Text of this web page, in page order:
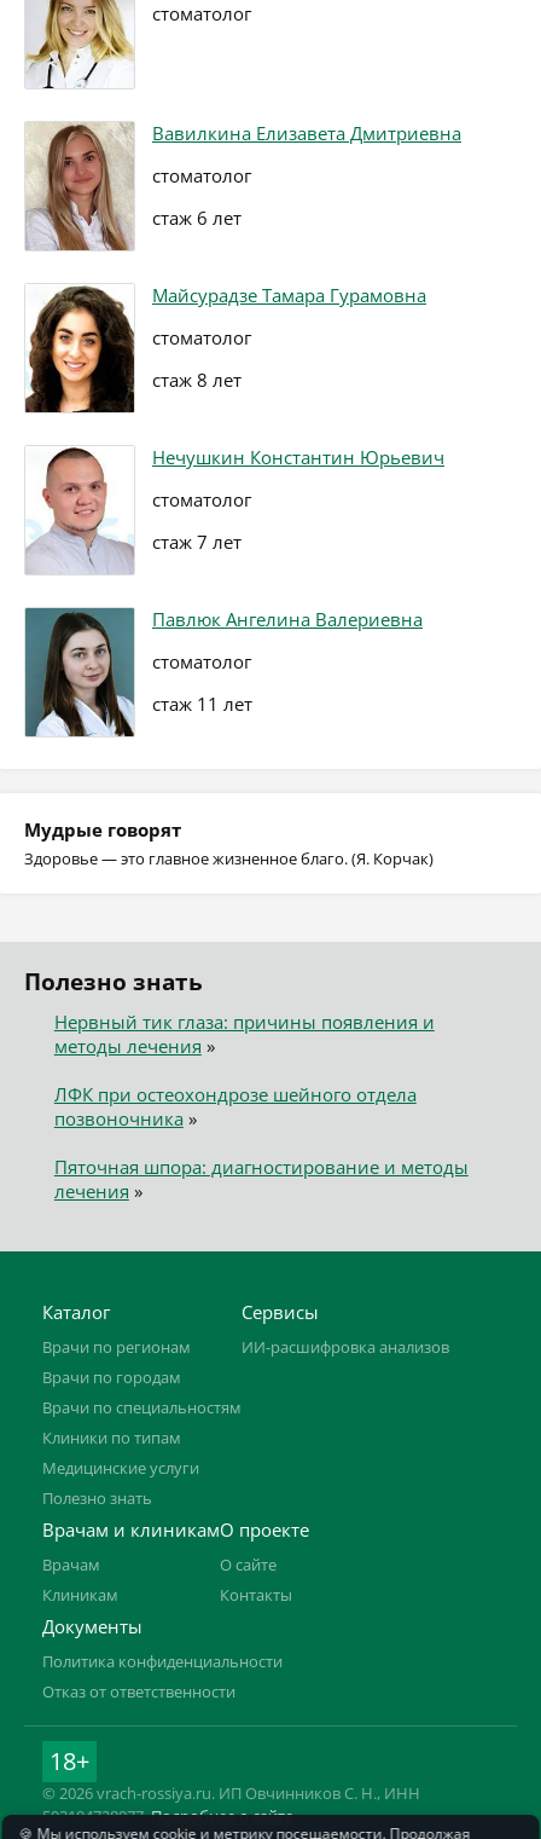
стоматолог
Вавилкина Елизавета Дмитриевна
стоматолог
стаж 6 лет
Майсурадзе Тамара Гурамовна
стоматолог
стаж 8 лет
Нечушкин Константин Юрьевич
стоматолог
стаж 7 лет
Павлюк Ангелина Валериевна
стоматолог
стаж 11 лет
Мудрые говорят
Здоровье — это главное жизненное благо. (Я. Корчак)
Полезно знать
Нервный тик глаза: причины появления и
методы лечения »
ЛФК при остеохондрозе шейного отдела
позвоночника»
Пяточная шпора: диагностирование и методы
лечения »
Каталог
Врачи по регионам
Врачи по городам
Врачи по специальностям
Клиники по типам
Медицинские услуги
Полезно знать
Сервисы
ИИ-расшифровка анализов
Врачам и клиникам
Врачам
Клиникам
О проекте
О сайте
Контакты
Документы
Политика конфиденциальности
Отказ от ответственности
18+
© 2026 vrach-rossiya.ru. ИП Овчинников С. Н., ИНН
592104728977.Подробнее о сайте
🍪 Мы используем cookie и метрику посещаемости. Продолжая